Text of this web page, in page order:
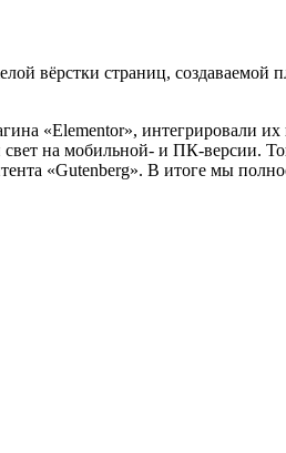
вёрстки страниц,
«Elementor», интегрировали
на мобильной- и ПК-версии.
«Gutenberg». В итоге мы